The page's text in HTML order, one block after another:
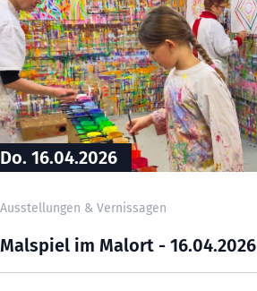
Do. 16.04.2026
Ausstellungen & Vernissagen
Malspiel im Malort - 16.04.2026